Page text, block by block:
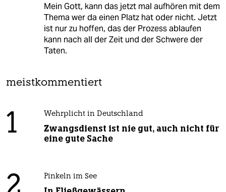
Mein Gott, kann das jetzt mal aufhören mit dem
Thema wer da einen Platz hat oder nicht. Jetzt
ist nur zu hoffen, das der Prozess ablaufen
kann nach all der Zeit und der Schwere der
Taten.
meistkommentiert
1 Wehrplicht in Deutschland
Zwangsdienst ist nie gut, auch nicht für
eine gute Sache
Pinkeln im See